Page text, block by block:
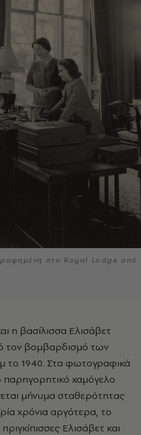
στο Royal Lodge από
τον βομβαρδισμό των
το 1940. Στα φωτογραφικά
χαμόγελο
μήνυμα σταθερότητας
χρόνια αργότερα, το
Ελισάβετ και